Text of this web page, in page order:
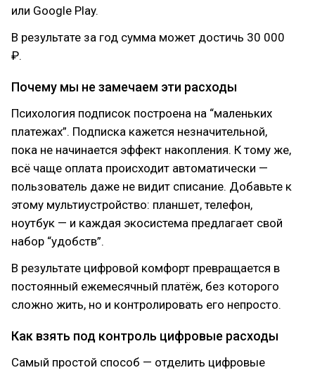
или Google Play.
В результате за год сумма может достичь 30 000
₽.
Почему мы не замечаем эти расходы
Психология подписок построена на “маленьких
платежах”. Подписка кажется незначительной,
пока не начинается эффект накопления. К тому же,
всё чаще оплата происходит автоматически —
пользователь даже не видит списание. Добавьте к
этому мультиустройство: планшет, телефон,
ноутбук — и каждая экосистема предлагает свой
набор “удобств”.
В результате цифровой комфорт превращается в
постоянный ежемесячный платёж, без которого
сложно жить, но и контролировать его непросто.
Как взять под контроль цифровые расходы
Самый простой способ — отделить цифровые